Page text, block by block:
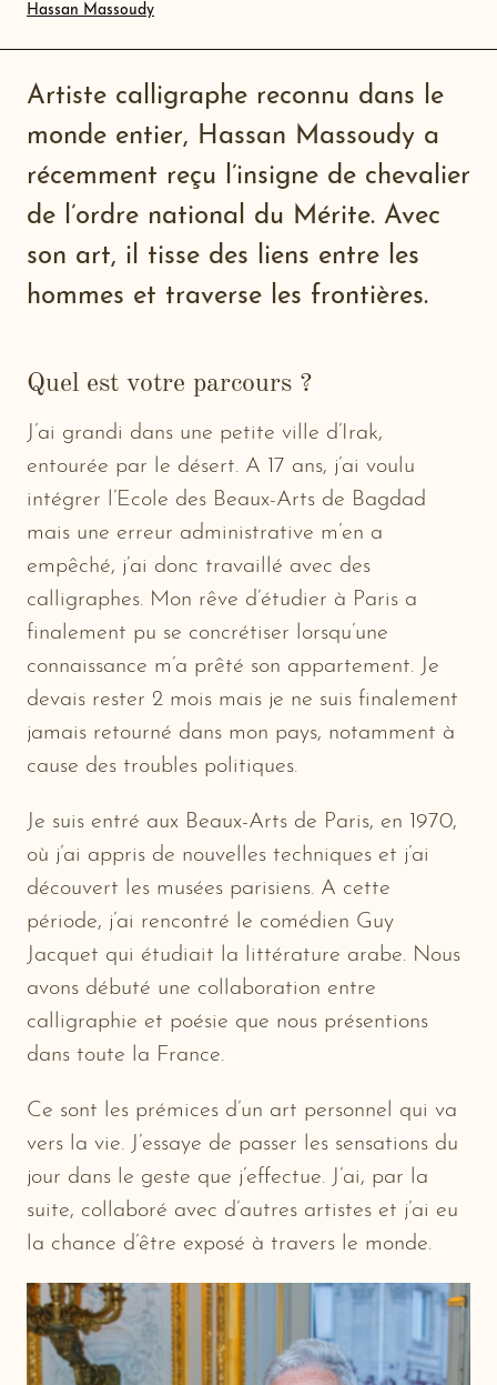
Hassan Massoudy
Artiste calligraphe reconnu dans le
monde entier, Hassan Massoudy a
récemment reçu l’insigne de chevalier
de l’ordre national du Mérite. Avec
son art, il tisse des liens entre les
hommes et traverse les frontières.
Quel est votre parcours ?
J’ai grandi dans une petite ville d’Irak,
entourée par le désert. A 17 ans, j’ai voulu
intégrer l’Ecole des Beaux-Arts de Bagdad
mais une erreur administrative m’en a
empêché, j’ai donc travaillé avec des
calligraphes. Mon rêve d’étudier à Paris a
finalement pu se concrétiser lorsqu’une
connaissance m’a prêté son appartement. Je
devais rester 2 mois mais je ne suis finalement
jamais retourné dans mon pays, notamment à
cause des troubles politiques.
Je suis entré aux Beaux-Arts de Paris, en 1970,
où j’ai appris de nouvelles techniques et j’ai
découvert les musées parisiens. A cette
période, j’ai rencontré le comédien Guy
Jacquet qui étudiait la littérature arabe. Nous
avons débuté une collaboration entre
calligraphie et poésie que nous présentions
dans toute la France.
Ce sont les prémices d’un art personnel qui va
vers la vie. J’essaye de passer les sensations du
jour dans le geste que j’effectue. J’ai, par la
suite, collaboré avec d’autres artistes et j’ai eu
la chance d’être exposé à travers le monde.